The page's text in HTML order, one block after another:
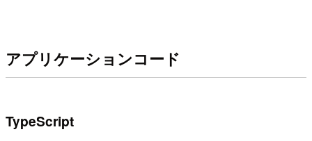
アプリケーションコード
TypeScript